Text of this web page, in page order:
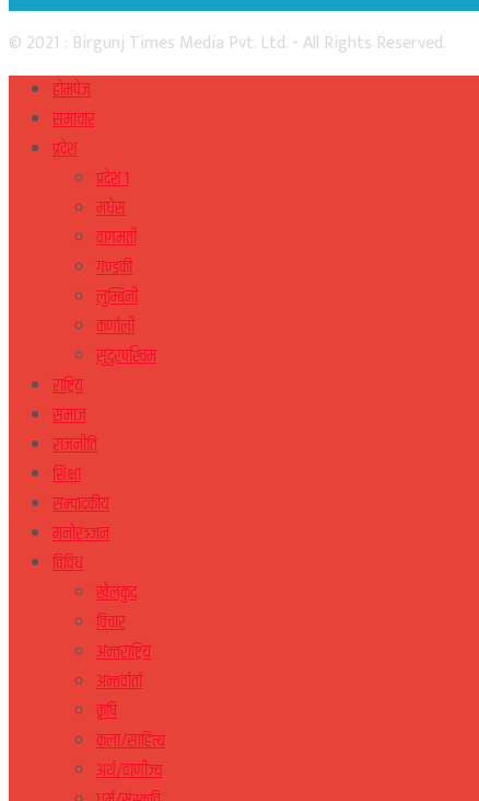
© 2021 : Birgunj Times Media Pvt. Ltd. - All Rights Reserved.
होमपेज
समाचार
प्रदेश
प्रदेश १
मधेस
वागमती
गण्डकी
लुम्बिनी
कर्णाली
सुदुरपस्चिम
राष्ट्रिय
समाज
राजनीति
शिक्षा
सम्पादकीय
मनोरञ्जन
विविध
खेलकुद
विचार
अन्तराष्ट्रिय
अन्तर्वार्ता
कृषि
कला/साहित्य
अर्थ/वाणीज्य